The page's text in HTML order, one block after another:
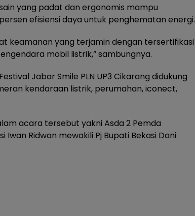
yang padat dan ergonomis mampu
efisiensi daya untuk penghematan energi.
keamanan yang terjamin dengan tersertifikasi
mobil listrik,” sambungnya.
Jabar Smile PLN UP3 Cikarang didukung
kendaraan listrik, perumahan, iconect,
acara tersebut yakni Asda 2 Pemda
Iwan Ridwan mewakili Pj Bupati Bekasi Dani